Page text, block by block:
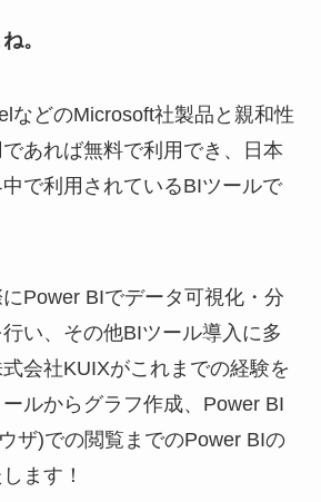
。
などのMicrosoft社製品と親和性
あれば無料で利用でき、日本
で利用されているBIツールで
Power BIでデータ可視化・分
い、その他BIツール導入に多
会社KUIXがこれまでの経験を
ルからグラフ作成、Power BI
ザ)での閲覧までのPower BIの
ます！